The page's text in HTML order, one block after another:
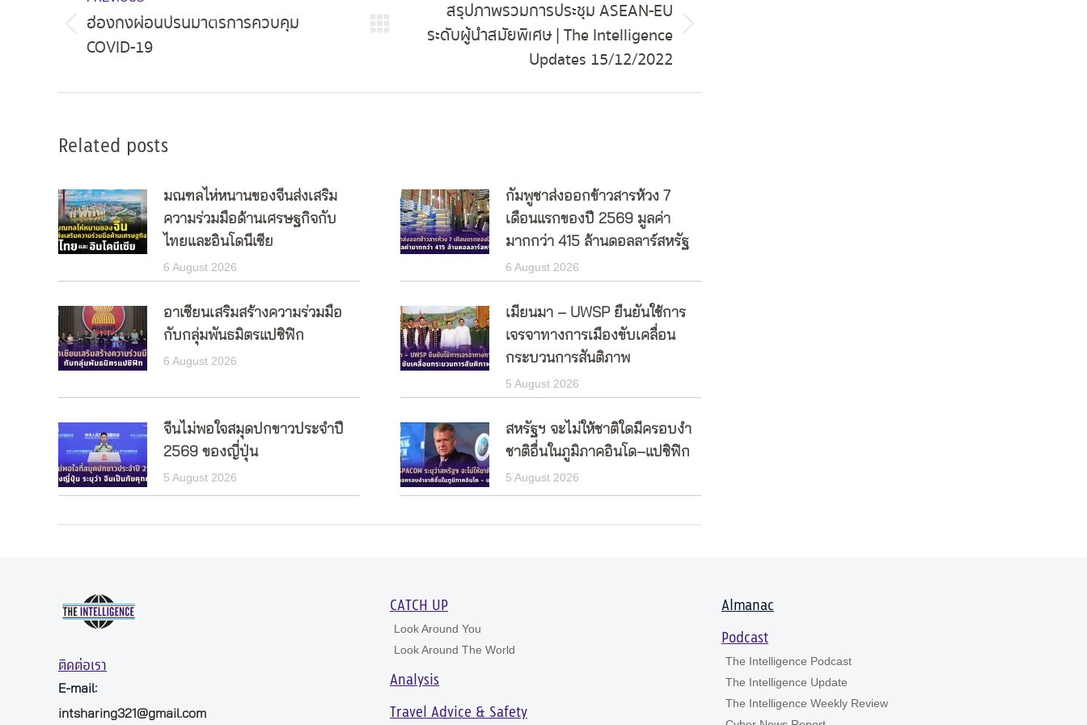
post:
ฮ่องกงผ่อนปรนมาตรการควบคุม
COVID-19
Next
สรุปภาพรวมการประชุม ASEAN-EU
ระดับผู้นำสมัยพิเศษ | The Intelligence
Updates 15/12/2022
Related posts
มณฑลไห่หนานของจีนส่งเสริม
ความร่วมมือด้านเศรษฐกิจกับ
ไทยและอินโดนีเซีย
6 August 2026
กัมพูชาส่งออกข้าวสารห้วง 7
เดือนแรกของปี 2569 มูลค่า
มากกว่า 415 ล้านดอลลาร์สหรัฐ
6 August 2026
อาเซียนเสริมสร้างความร่วมมือ
กับกลุ่มพันธมิตรแปซิฟิก
6 August 2026
เมียนมา – UWSP ยืนยันใช้การ
เจรจาทางการเมืองขับเคลื่อน
กระบวนการสันติภาพ
5 August 2026
จีนไม่พอใจสมุดปกขาวประจำปี
2569 ของญี่ปุ่น
5 August 2026
สหรัฐฯ จะไม่ให้ชาติใดมีครอบงำ
ชาติอื่นในภูมิภาคอินโด–แปซิฟิก
5 August 2026
ติดต่อเรา
E-mail:
intsharing321@gmail.com
CATCH UP
Look Around You
Look Around The World
Analysis
Travel Advice & Safety
Almanac
Podcast
The Intelligence Podcast
The Intelligence Update
The Intelligence Weekly Review